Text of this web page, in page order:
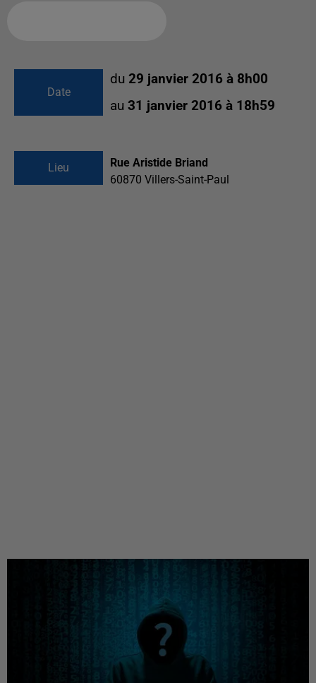
Date
du 29 janvier 2016 à 8h00
au 31 janvier 2016 à 18h59
Lieu
Rue Aristide Briand
60870 Villers-Saint-Paul